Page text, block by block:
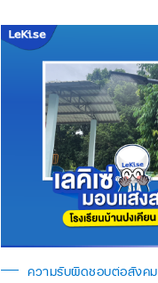
ความรับผิดชอบต่อสังคม